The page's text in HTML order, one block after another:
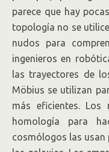
parece que hay
topología no se
nudos para
ingenieros en
las trayectores de
Möbius se utilizan
más eficientes.
homología para
cosmólogos las